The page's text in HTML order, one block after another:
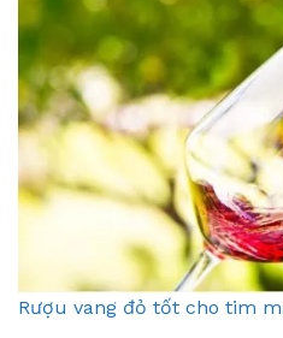
Rượu vang đỏ tốt cho tim